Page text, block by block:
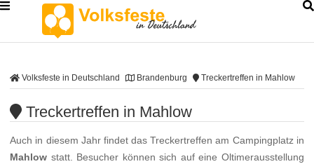
Volksfeste in Deutschland Brandenburg Treckertreffen in Mahlow
Treckertreffen in Mahlow
Auch in diesem Jahr findet das Treckertreffen am Campingplatz in
Mahlow statt. Besucher können sich auf eine Oltimerausstellung